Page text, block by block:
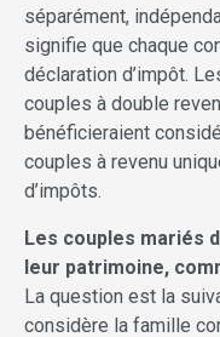
séparément,
signifie que chaque
déclaration d’impôt.
couples à double
bénéficieraient
couples à revenu
d’impôts.
Les couples mariés
leur patrimoine,
La question est la
considère la famille